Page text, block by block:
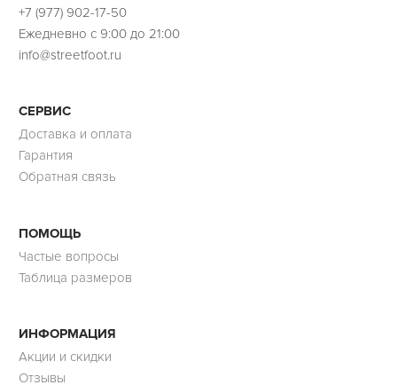
+7 (977) 902-17-50
Ежедневно с 9:00 до 21:00
info@streetfoot.ru
СЕРВИС
Доставка и оплата
Гарантия
Обратная связь
ПОМОЩЬ
Частые вопросы
Таблица размеров
ИНФОРМАЦИЯ
Акции и скидки
Отзывы